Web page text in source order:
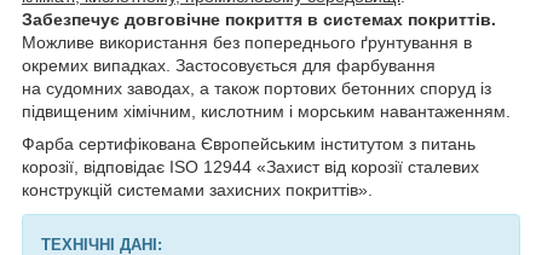
Забезпечує довговічне покриття в системах покриттів.
Можливе використання без попереднього ґрунтування в
окремих випадках. Застосовується для фарбування
на судомних заводах, а також портових бетонних споруд із
підвищеним хімічним, кислотним і морським навантаженням.
Фарба сертифікована Європейським інститутом з питань
корозії, відповідає ISO 12944 «Захист від корозії сталевих
конструкцій системами захисних покриттів».
ТЕХНІЧНІ ДАНІ: